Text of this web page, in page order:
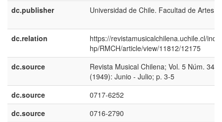
dc.publisher
Universidad de Chile. Facultad de Artes
dc.relation
https://revistamusicalchilena.uchile.cl/
hp/RMCH/article/view/11812/12175
dc.source
Revista Musical Chilena; Vol. 5 Núm. 34
(1949): Junio - Julio; p. 3-5
dc.source
0717-6252
dc.source
0716-2790